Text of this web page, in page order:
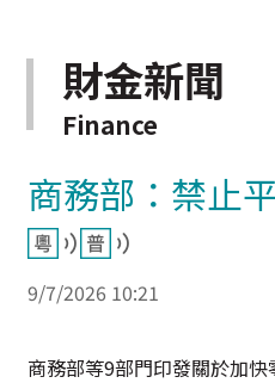
財金新聞
Finance
商務部：禁止
9/7/2026 10:21
商務部等9部門印發關於加